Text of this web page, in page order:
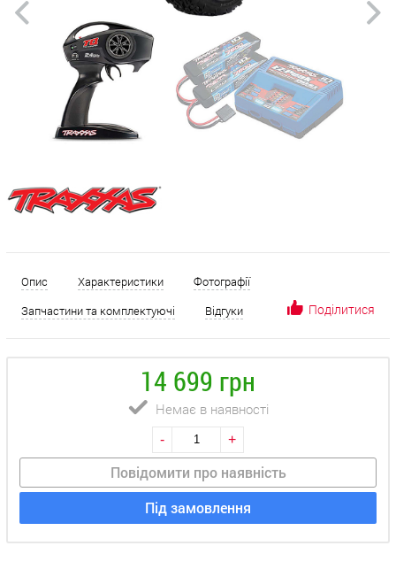
Опис Характеристики
Фотографії
Запчастини та комплектуючі
Відгуки Поділитися
14 699 грн
Немає в наявності
- +
Повідомити про наявність
Під замовлення